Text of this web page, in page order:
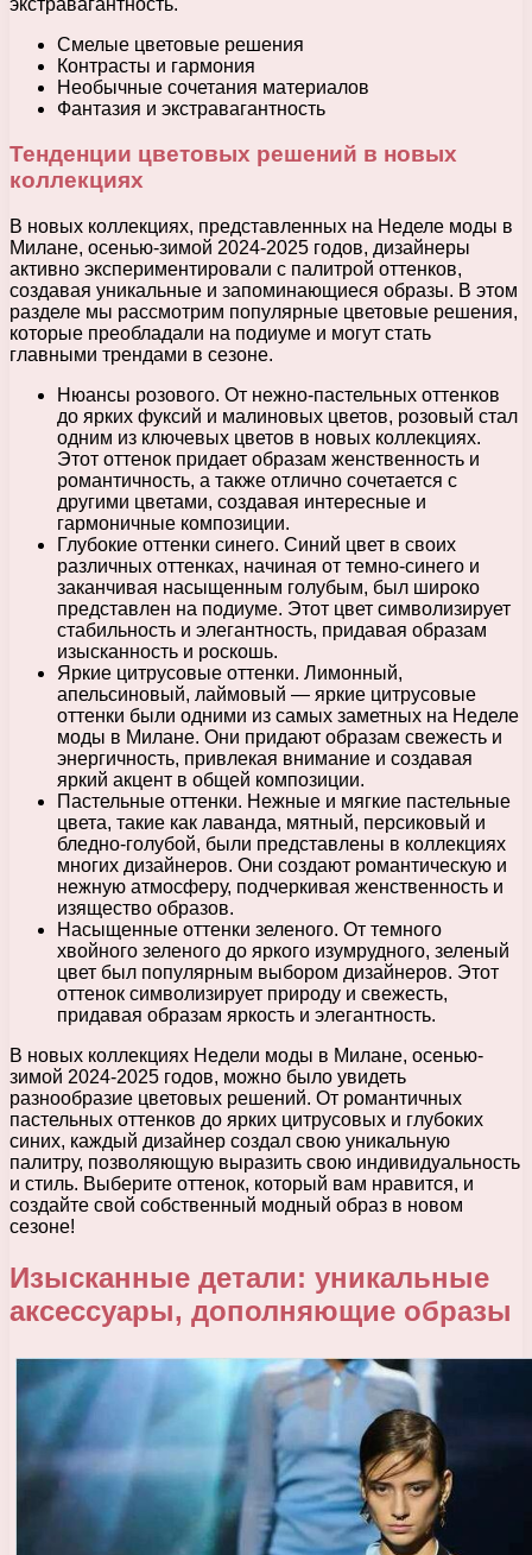
Смелые цветовые решения
Контрасты и гармония
Необычные сочетания материалов
Фантазия и экстравагантность
Тенденции цветовых решений в новых
коллекциях
В новых коллекциях, представленных на Неделе моды в
Милане, осенью-зимой 2024-2025 годов, дизайнеры
активно экспериментировали с палитрой оттенков,
создавая уникальные и запоминающиеся образы. В этом
разделе мы рассмотрим популярные цветовые решения,
которые преобладали на подиуме и могут стать
главными трендами в сезоне.
Нюансы розового. От нежно-пастельных оттенков
до ярких фуксий и малиновых цветов, розовый стал
одним из ключевых цветов в новых коллекциях.
Этот оттенок придает образам женственность и
романтичность, а также отлично сочетается с
другими цветами, создавая интересные и
гармоничные композиции.
Глубокие оттенки синего. Синий цвет в своих
различных оттенках, начиная от темно-синего и
заканчивая насыщенным голубым, был широко
представлен на подиуме. Этот цвет символизирует
стабильность и элегантность, придавая образам
изысканность и роскошь.
Яркие цитрусовые оттенки. Лимонный,
апельсиновый, лаймовый — яркие цитрусовые
оттенки были одними из самых заметных на Неделе
моды в Милане. Они придают образам свежесть и
энергичность, привлекая внимание и создавая
яркий акцент в общей композиции.
Пастельные оттенки. Нежные и мягкие пастельные
цвета, такие как лаванда, мятный, персиковый и
бледно-голубой, были представлены в коллекциях
многих дизайнеров. Они создают романтическую и
нежную атмосферу, подчеркивая женственность и
изящество образов.
Насыщенные оттенки зеленого. От темного
хвойного зеленого до яркого изумрудного, зеленый
цвет был популярным выбором дизайнеров. Этот
оттенок символизирует природу и свежесть,
придавая образам яркость и элегантность.
В новых коллекциях Недели моды в Милане, осенью-
зимой 2024-2025 годов, можно было увидеть
разнообразие цветовых решений. От романтичных
пастельных оттенков до ярких цитрусовых и глубоких
синих, каждый дизайнер создал свою уникальную
палитру, позволяющую выразить свою индивидуальность
и стиль. Выберите оттенок, который вам нравится, и
создайте свой собственный модный образ в новом
сезоне!
Изысканные детали: уникальные
аксессуары, дополняющие образы